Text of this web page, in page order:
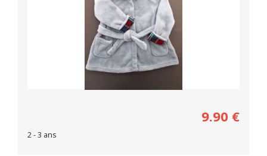
9.90 €
2 - 3 ans